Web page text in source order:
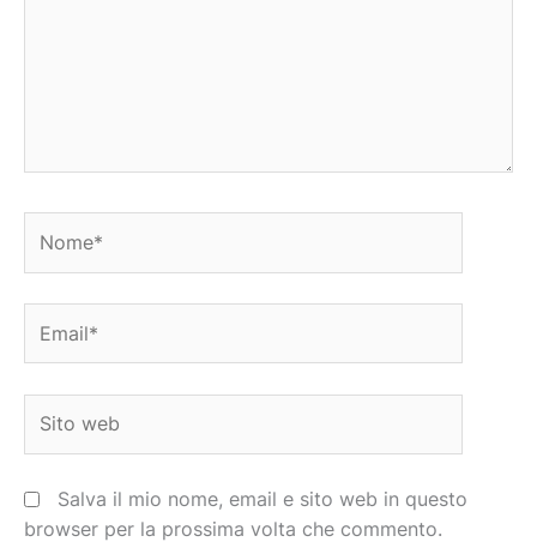
web
Salva il mio nome, email e sito web in questo
browser per la prossima volta che commento.